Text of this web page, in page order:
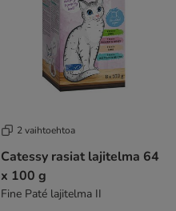
2 vaihtoehtoa
Catessy rasiat lajitelma 64
x 100 g
Fine Paté lajitelma II